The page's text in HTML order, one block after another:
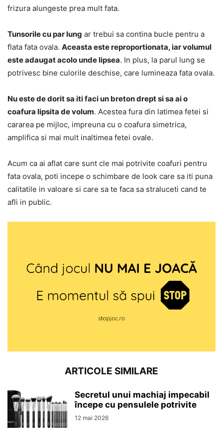
frizura alungeste prea mult fata.
Tunsorile cu par lung ar trebui sa contina bucle pentru a
flata fata ovala. Aceasta este reproportionata, iar volumul
este adaugat acolo unde lipsea. In plus, la parul lung se
potrivesc bine culorile deschise, care lumineaza fata ovala.
Nu este de dorit sa iti faci un breton drept si sa ai o
coafura lipsita de volum. Acestea fura din latimea fetei si
cararea pe mijloc, impreuna cu o coafura simetrica,
amplifica si mai mult inaltimea fetei ovale.
Acum ca ai aflat care sunt cle mai potrivite coafuri pentru
fata ovala, poti incepe o schimbare de look care sa iti puna
calitatile in valoare si care sa te faca sa straluceti cand te
afli in public.
ARTICOLE SIMILARE
Secretul unui machiaj impecabil
începe cu pensulele potrivite
12 mai 2026